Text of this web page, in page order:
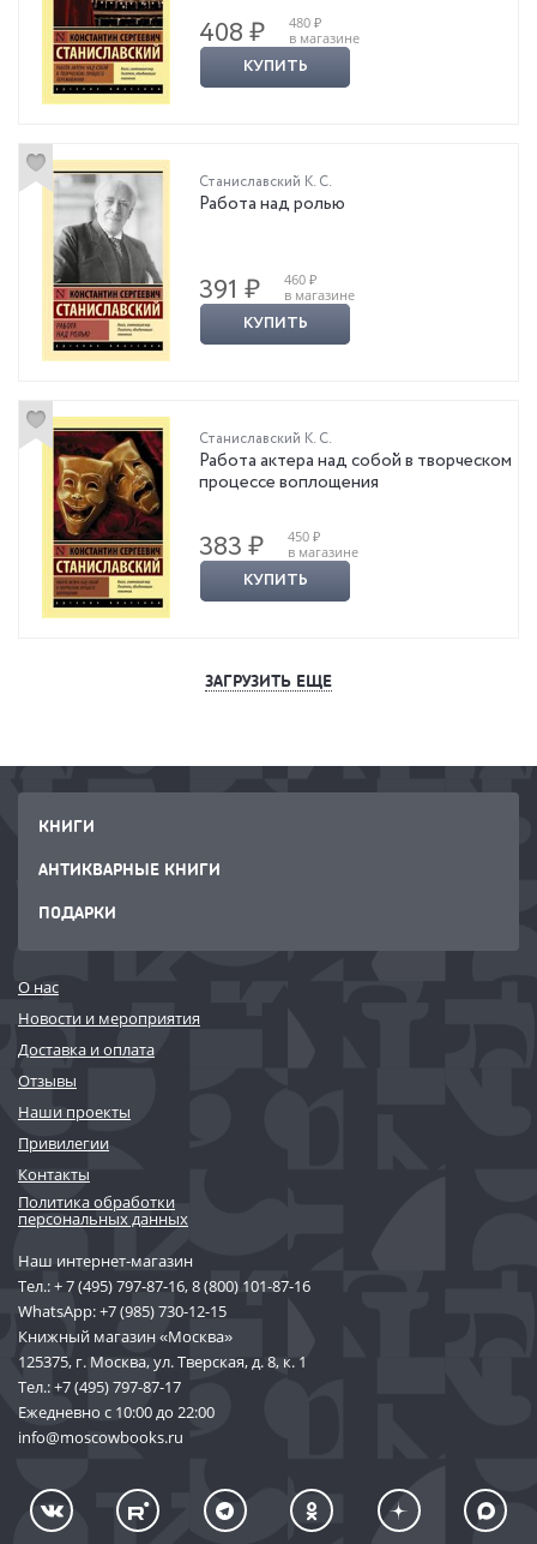
408 ₽
480 ₽
в магазине
КУПИТЬ
Станиславский К. С.
Работа над ролью
391 ₽
460 ₽
в магазине
КУПИТЬ
Станиславский К. С.
Работа актера над собой в творческом
процессе воплощения
383 ₽
450 ₽
в магазине
КУПИТЬ
ЗАГРУЗИТЬ ЕЩЕ
КНИГИ
АНТИКВАРНЫЕ КНИГИ
ПОДАРКИ
О нас
Новости и мероприятия
Доставка и оплата
Отзывы
Наши проекты
Привилегии
Контакты
Политика обработки
персональных данных
Наш интернет-магазин
Тел.:+ 7 (495) 797-87-16,8 (800) 101-87-16
WhatsApp:+7 (985) 730-12-15
Книжный магазин «Москва»
125375, г. Москва, ул. Тверская, д. 8, к. 1
Тел.:+7 (495) 797-87-17
Ежедневно с 10:00 до 22:00
info@moscowbooks.ru